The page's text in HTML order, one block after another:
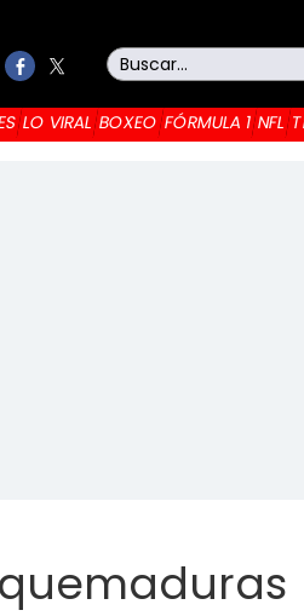
LO VIRAL BOXEO FÓRMULA 1 NFL